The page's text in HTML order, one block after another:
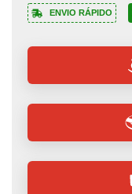
ENVIO RÁPIDO